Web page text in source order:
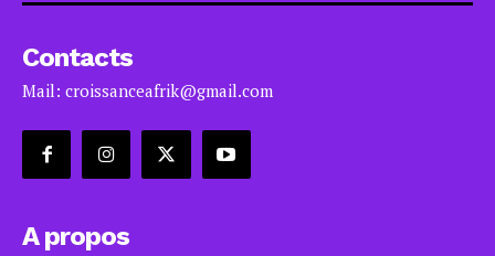
Contacts
Mail: croissanceafrik@gmail.com
A propos